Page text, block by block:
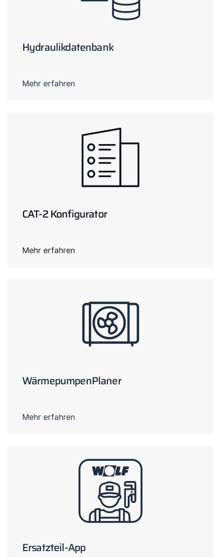
Hydraulikdatenbank
Mehr erfahren
CAT-2 Konfigurator
Mehr erfahren
WärmepumpenPlaner
Mehr erfahren
Ersatzteil-App